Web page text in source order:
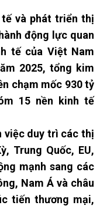
và phát triển thị
động lực quan
tế của Việt Nam
2025, tổng kim
chạm mốc 930 tỷ
15 nền kinh tế
việc duy trì các thị
Trung Quốc, EU,
mạnh sang các
Nam Á và châu
tiến thương mại,